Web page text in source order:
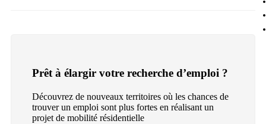
Prêt à élargir votre recherche d’emploi ?
Découvrez de nouveaux territoires où les chances de
trouver un emploi sont plus fortes en réalisant un
projet de mobilité résidentielle